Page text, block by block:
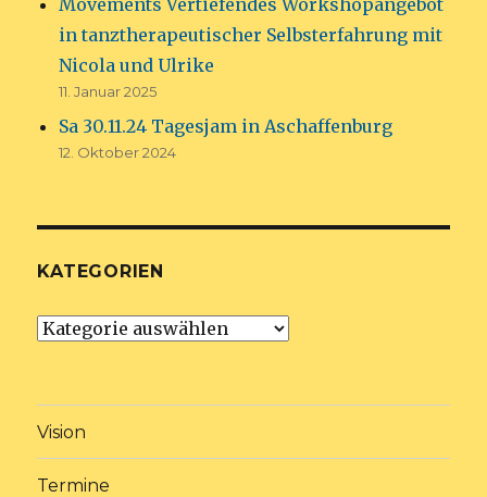
Movements Vertiefendes Workshopangebot
in tanztherapeutischer Selbsterfahrung mit
Nicola und Ulrike
11. Januar 2025
Sa 30.11.24 Tagesjam in Aschaffenburg
12. Oktober 2024
KATEGORIEN
Kategorien
Vision
Termine